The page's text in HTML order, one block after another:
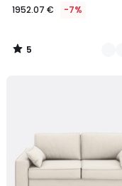
1952.07 € -7%
5
/